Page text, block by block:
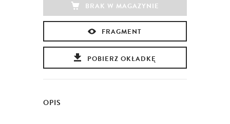
BRAK W MAGAZYNIE
FRAGMENT
POBIERZ OKŁADKĘ
OPIS